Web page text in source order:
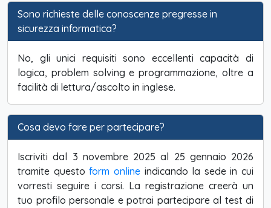
Sono richieste delle conoscenze pregresse in
sicurezza informatica?
No, gli unici requisiti sono eccellenti capacità di
logica, problem solving e programmazione, oltre a
facilità di lettura/ascolto in inglese.
Cosa devo fare per partecipare?
Iscriviti dal 3 novembre 2025 al 25 gennaio 2026
tramite questoform onlineindicando la sede in cui
vorresti seguire i corsi. La registrazione creerà un
tuo profilo personale e potrai partecipare al test di